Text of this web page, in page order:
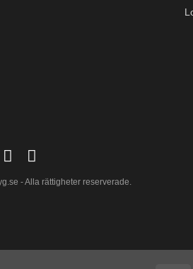
- Alla rättigheter reserverade.